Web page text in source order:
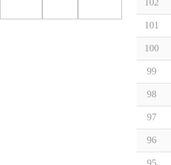
102
101
100
99
98
97
96